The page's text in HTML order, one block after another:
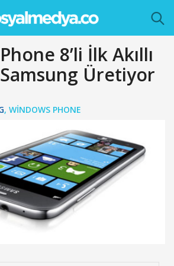
8’li İlk Akıllı
Üretiyor
, WINDOWS PHONE